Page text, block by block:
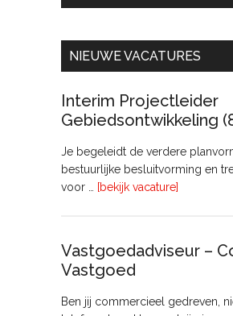
NIEUWE VACATURES
Interim Projectleider
Gebiedsontwikkeling
Je begeleidt de verdere
bestuurlijke besluitvorming en
voor …
[bekijk vacature]
uur)
Vastgoedadviseur –
Vastgoed
Ben jij commercieel gedreven,